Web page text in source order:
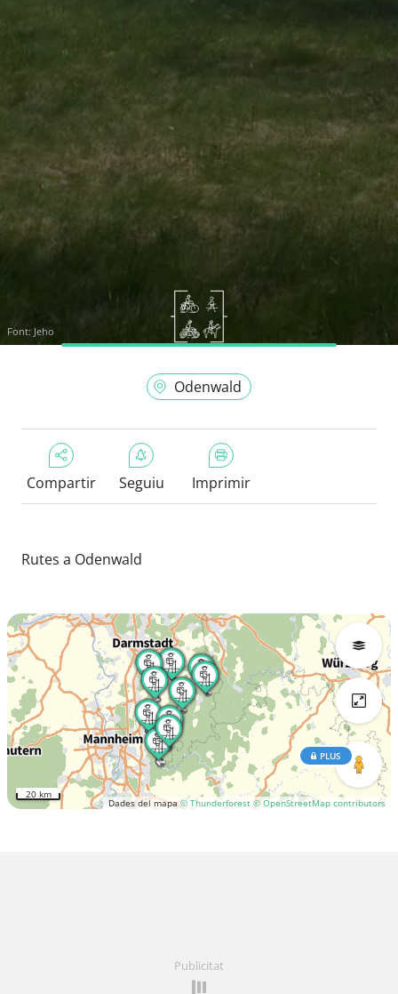
Font: Jeho
Odenwald
Compartir Seguiu Imprimir
Rutes a Odenwald
Dades del mapa© Thunderforest © OpenStreetMap contributors
PLUS
20 km
Publicitat